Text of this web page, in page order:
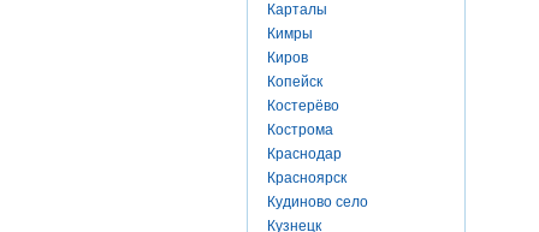
Карталы
Кимры
Киров
Копейск
Костерёво
Кострома
Краснодар
Красноярск
Кудиново село
Кузнецк